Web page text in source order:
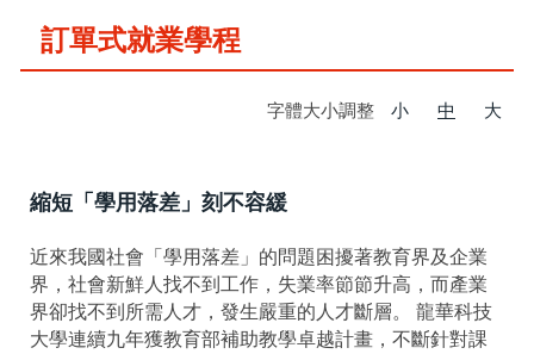
訂單式就業學程
字體大小調整 小 中 大
縮短「學用落差」刻不容緩
近來我國社會「學用落差」的問題困擾著教育界及企業
界，社會新鮮人找不到工作，失業率節節升高，而產業
界卻找不到所需人才，發生嚴重的人才斷層。 龍華科技
大學連續九年獲教育部補助教學卓越計畫，不斷針對課